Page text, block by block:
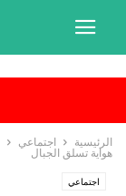
الرئيسية اجتماعي
هواية تسلق الجبال
اجتماعي